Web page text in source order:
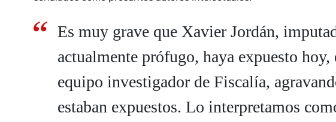
Es muy grave que Xavier Jordán,
actualmente prófugo, haya expuesto hoy,
equipo investigador de Fiscalía,
estaban expuestos. Lo interpretamos